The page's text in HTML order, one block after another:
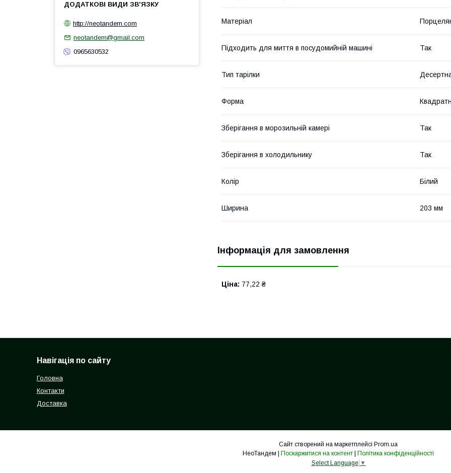
Матеріал
Підходить для миття в посудомийній машині Так
Тип тарілки
Форма
Зберігання в морозильній камері Так
Зберігання в холодильнику Так
Колір Білий
Ширина 203 мм
Інформація для замовлення
Ціна: 77,22 ₴
http://neotandem.com
neotandem@gmail.com
0965630532
Навігація по сайту
Головна
Контакти
Доставка
Сайт створений на маркетплейсі Prom.ua
НеоТандем | Поскаржитися на контент | Політика конфіденційності
Select Language ▼